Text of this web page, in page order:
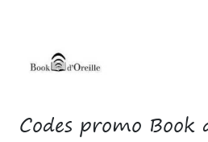
Codes promo Book